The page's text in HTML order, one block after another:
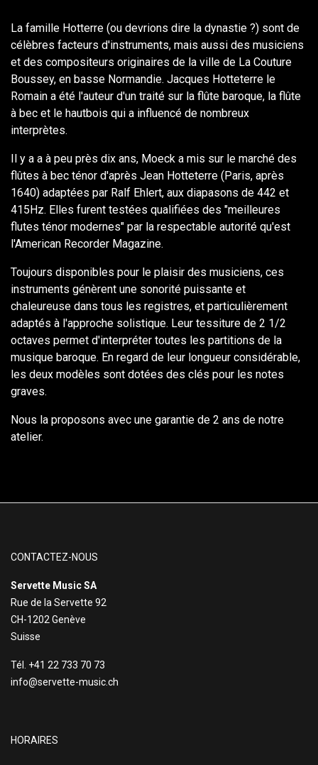
La famille Hotterre (ou devrions dire la dynastie ?) sont de
célèbres facteurs d'instruments, mais aussi des musiciens
et des compositeurs originaires de la ville de La Couture
Boussey, en basse Normandie. Jacques Hotteterre le
Romain a été l'auteur d'un traité sur la flûte baroque, la flûte
à bec et le hautbois qui a influencé de nombreux
interprètes.
Il y a a à peu près dix ans, Moeck a mis sur le marché des
flûtes à bec ténor d'après Jean Hotteterre (Paris, après
1640) adaptées par Ralf Ehlert, aux diapasons de 442 et
415Hz. Elles furent testées qualifiées des "meilleures
flutes ténor modernes" par la respectable autorité qu'est
l'American Recorder Magazine.
Toujours disponibles pour le plaisir des musiciens, ces
instruments génèrent une sonorité puissante et
chaleureuse dans tous les registres, et particulièrement
adaptés à l'approche solistique. Leur tessiture de 2 1/2
octaves permet d'interpréter toutes les partitions de la
musique baroque. En regard de leur longueur considérable,
les deux modèles sont dotées des clés pour les notes
graves.
Nous la proposons avec une garantie de 2 ans de notre
atelier.
CONTACTEZ-NOUS
Servette Music SA
Rue de la Servette 92
CH-1202 Genève
Suisse
Tél. +41 22 733 70 73
info@servette-music.ch
HORAIRES